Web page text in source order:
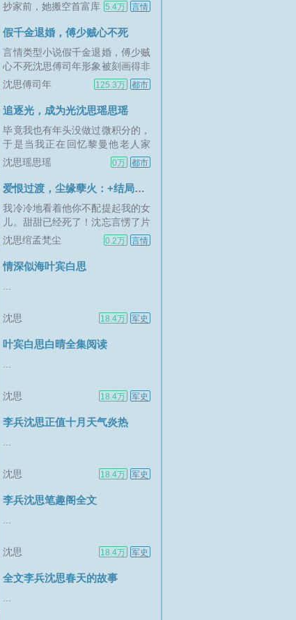
抄家前，她搬空首富库 5.4万 言情
假千金退婚，傅少贼心不死
言情类型小说假千金退婚，傅少贼
心不死沈思傅司年形象被刻画得非
常饱满，徐修花在故事中埋下大量
趣，假千金退婚，傅少贼心不死讲
沈思傅司年 125.3万 都市
追逐光，成为光沈思瑶思瑶
毕竟我也有年头没做过微积分的，
于是当我正在回忆黎曼他老人家
时，沈思瑶已经做出来了。她的两
思瑶此时是什么麦克劳林转世。弹
霸啊，数学题做这么快。而我伸过
去了我的狗头，难...
沈思瑶思瑶 0万 都市
爱恨过渡，尘缘孽火：+结局+畅读
我冷冷地看着他你不配提起我的女
儿。甜甜已经死了！沈忘言愣了片
刻，突然起身冷笑道孟祈音，你也
我还会像当初那么蠢，信你的鬼
对么？为了博取我的注意，你...
沈思绾孟梵尘 0.2万 言情
情深似海叶宾白思
沈思 18.4万 军史
叶宾白思白晴全集阅读
沈思 18.4万 军史
李兵沈思正值十月天气炎热
沈思 18.4万 军史
李兵沈思笔趣阁全文
沈思 18.4万 军史
全文李兵沈思春天的故事